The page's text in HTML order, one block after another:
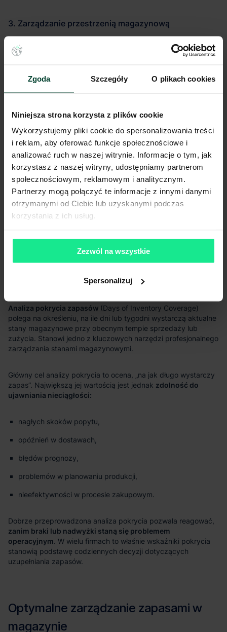
Zgoda Szczegóły O plikach cookies
Niniejsza strona korzysta z plików cookie
Wykorzystujemy pliki cookie do spersonalizowania treści
i reklam, aby oferować funkcje społecznościowe i
analizować ruch w naszej witrynie. Informacje o tym, jak
korzystasz z naszej witryny, udostępniamy partnerom
społecznościowym, reklamowym i analitycznym.
Partnerzy mogą połączyć te informacje z innymi danymi
otrzymanymi od Ciebie lub uzyskanymi podczas
korzystania z ich usług.
Zezwól na wszystkie
Spersonalizuj
Organizacja magazynu
Analiza pokrycia zapasów
zdolność do
ujawniania nieciągłości:
nagłych skoków popytu,
opóźnień w dostawach,
błędów prognozy,
problemów w planowaniu produkcji,
nieefektywności w procesie zakupowym.
zanim braki lub nadwyżki staną się problemem
operacyjnym